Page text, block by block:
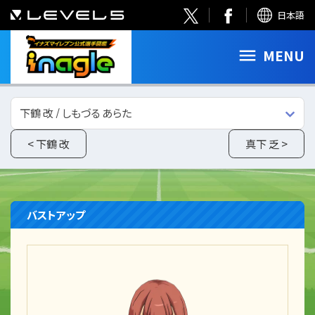
日本語
MENU
< 下鶴 改
下鶴 改 / しもづる あらた
真下 乏 >
バストアップ